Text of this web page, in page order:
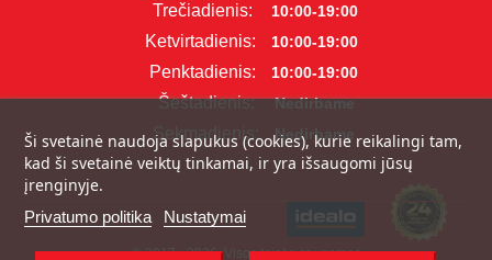
Trečiadienis: 10:00-19:00
Ketvirtadienis: 10:00-19:00
Penktadienis: 10:00-19:00
Šeštadienis: Nedirbame
Sekmadienis: Nedirbame
Ši svetainė naudoja slapukus (cookies), kurie reikalingi tam,
kad ši svetainė veiktų tinkamai, ir yra išsaugomi jūsų
įrenginyje.
Privatumo politika Nustatymai
© 2017 - 2026, Visos teisės saugomos